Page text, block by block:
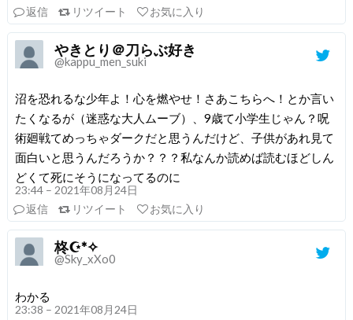
返信
リツイート お気に入り
やきとり＠刀らぶ好き
@kappu_men_suki
沼を恐れるな少年よ！心を燃やせ！さあこちらへ！とか言い
たくなるが（迷惑な大人ムーブ）、9歳て小学生じゃん？呪
術廻戦てめっちゃダークだと思うんだけど、子供があれ見て
面白いと思うんだろうか？？？私なんか読めば読むほどしん
どくて死にそうになってるのに
23:44 – 2021年08月24日
返信
リツイート お気に入り
柊☪︎*✧
@Sky_xXo0
わかる
23:38 – 2021年08月24日